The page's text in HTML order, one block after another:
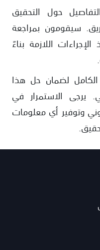
حول التحقيق
سيقومون بمراجعة
اللازمة بناءً
لضمان حل هذا
يرجى الاستمرار في
وتوفير أي معلومات